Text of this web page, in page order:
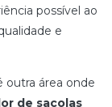
possível ao
e
outra área onde
de sacolas